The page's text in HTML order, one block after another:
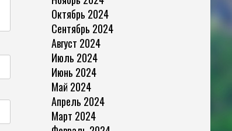
Октябрь 2024
Сентябрь 2024
Август 2024
Июль 2024
Июнь 2024
Май 2024
Апрель 2024
Март 2024